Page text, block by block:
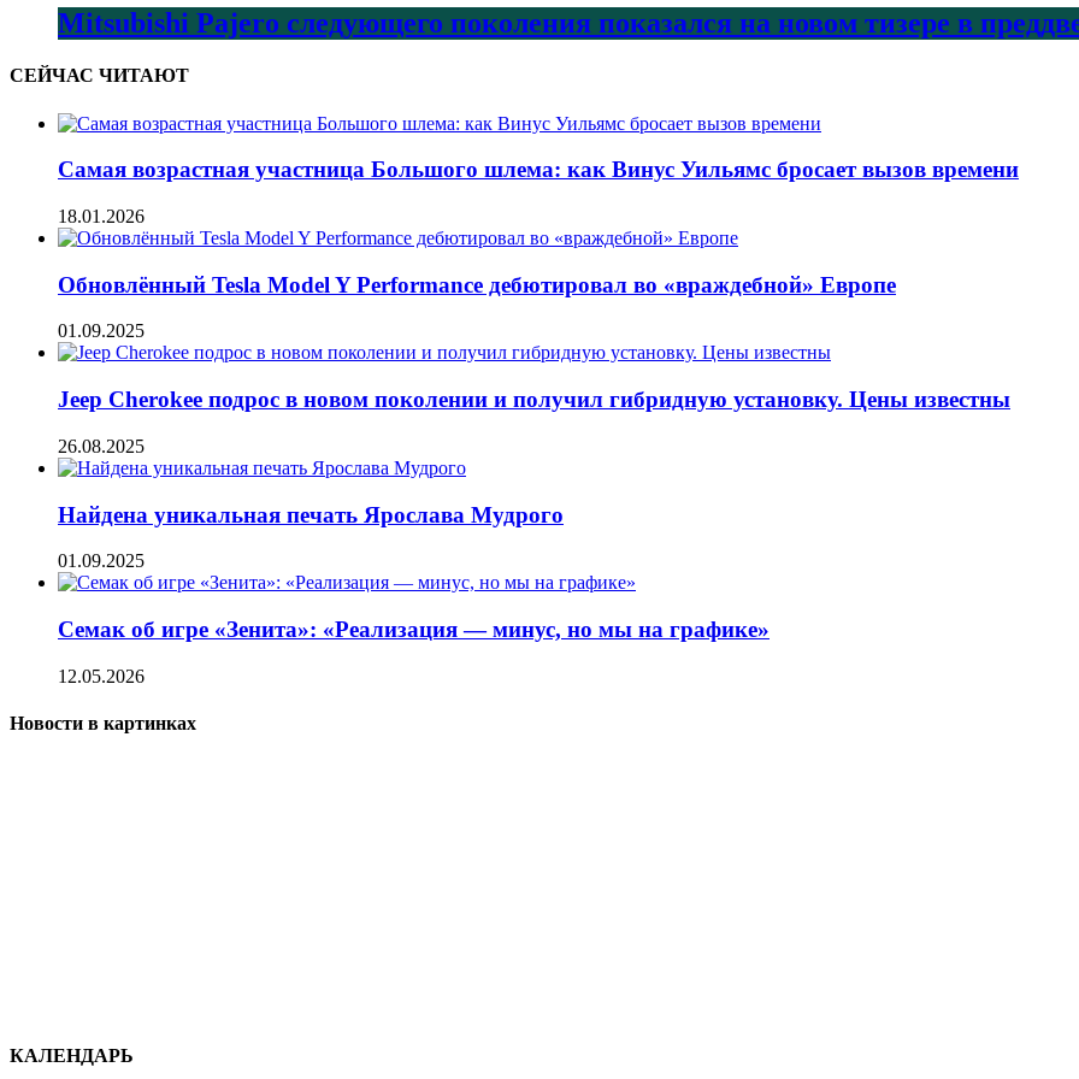
Mitsubishi Pajero следующего поколения показался на новом тизере в
СЕЙЧАС ЧИТАЮТ
Самая возрастная участница Большого шлема: как Винус Уильямс бросает вызов времени
18.01.2026
Обновлённый Tesla Model Y Performance дебютировал во «враждебной» Европе
01.09.2025
Jeep Cherokee подрос в новом поколении и получил гибридную установку. Цены известны
26.08.2025
Найдена уникальная печать Ярослава Мудрого
01.09.2025
Семак об игре «Зенита»: «Реализация — минус, но мы на графике»
12.05.2026
Новости в картинках
КАЛЕНДАРЬ